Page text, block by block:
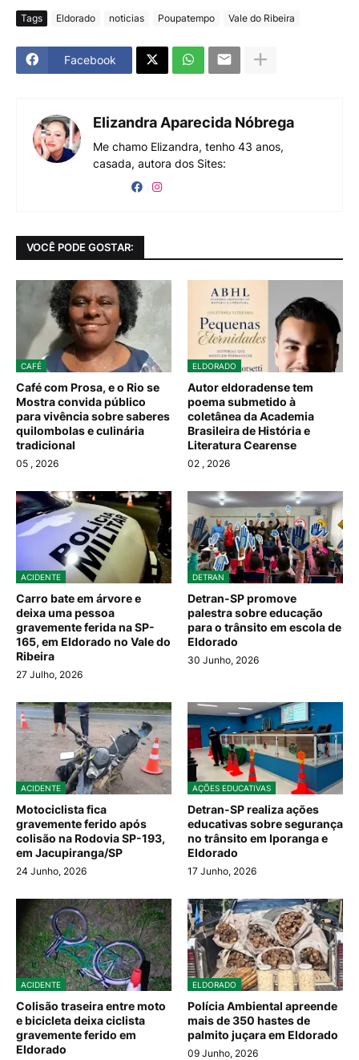
Tags Eldorado noticias Poupatempo Vale do Ribeira
Facebook
Elizandra Aparecida Nóbrega
Me chamo Elizandra, tenho 43 anos,
casada, autora dos Sites:
VOCÊ PODE GOSTAR:
CAFÉ
Café com Prosa, e o Rio se
Mostra convida público
para vivência sobre saberes
quilombolas e culinária
tradicional
05 , 2026
ELDORADO
Autor eldoradense tem
poema submetido à
coletânea da Academia
Brasileira de História e
Literatura Cearense
02 , 2026
ACIDENTE
Carro bate em árvore e
deixa uma pessoa
gravemente ferida na SP-
165, em Eldorado no Vale do
Ribeira
27 Julho, 2026
DETRAN
Detran-SP promove
palestra sobre educação
para o trânsito em escola de
Eldorado
30 Junho, 2026
ACIDENTE
Motociclista fica
gravemente ferido após
colisão na Rodovia SP-193,
em Jacupiranga/SP
24 Junho, 2026
AÇÕES EDUCATIVAS
Detran-SP realiza ações
educativas sobre segurança
no trânsito em Iporanga e
Eldorado
17 Junho, 2026
ACIDENTE
Colisão traseira entre moto
e bicicleta deixa ciclista
gravemente ferido em
Eldorado
ELDORADO
Polícia Ambiental apreende
mais de 350 hastes de
palmito juçara em Eldorado
09 Junho, 2026